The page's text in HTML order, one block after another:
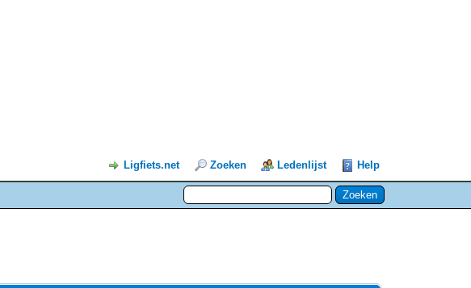
Ligfiets.net Zoeken Ledenlijst Help